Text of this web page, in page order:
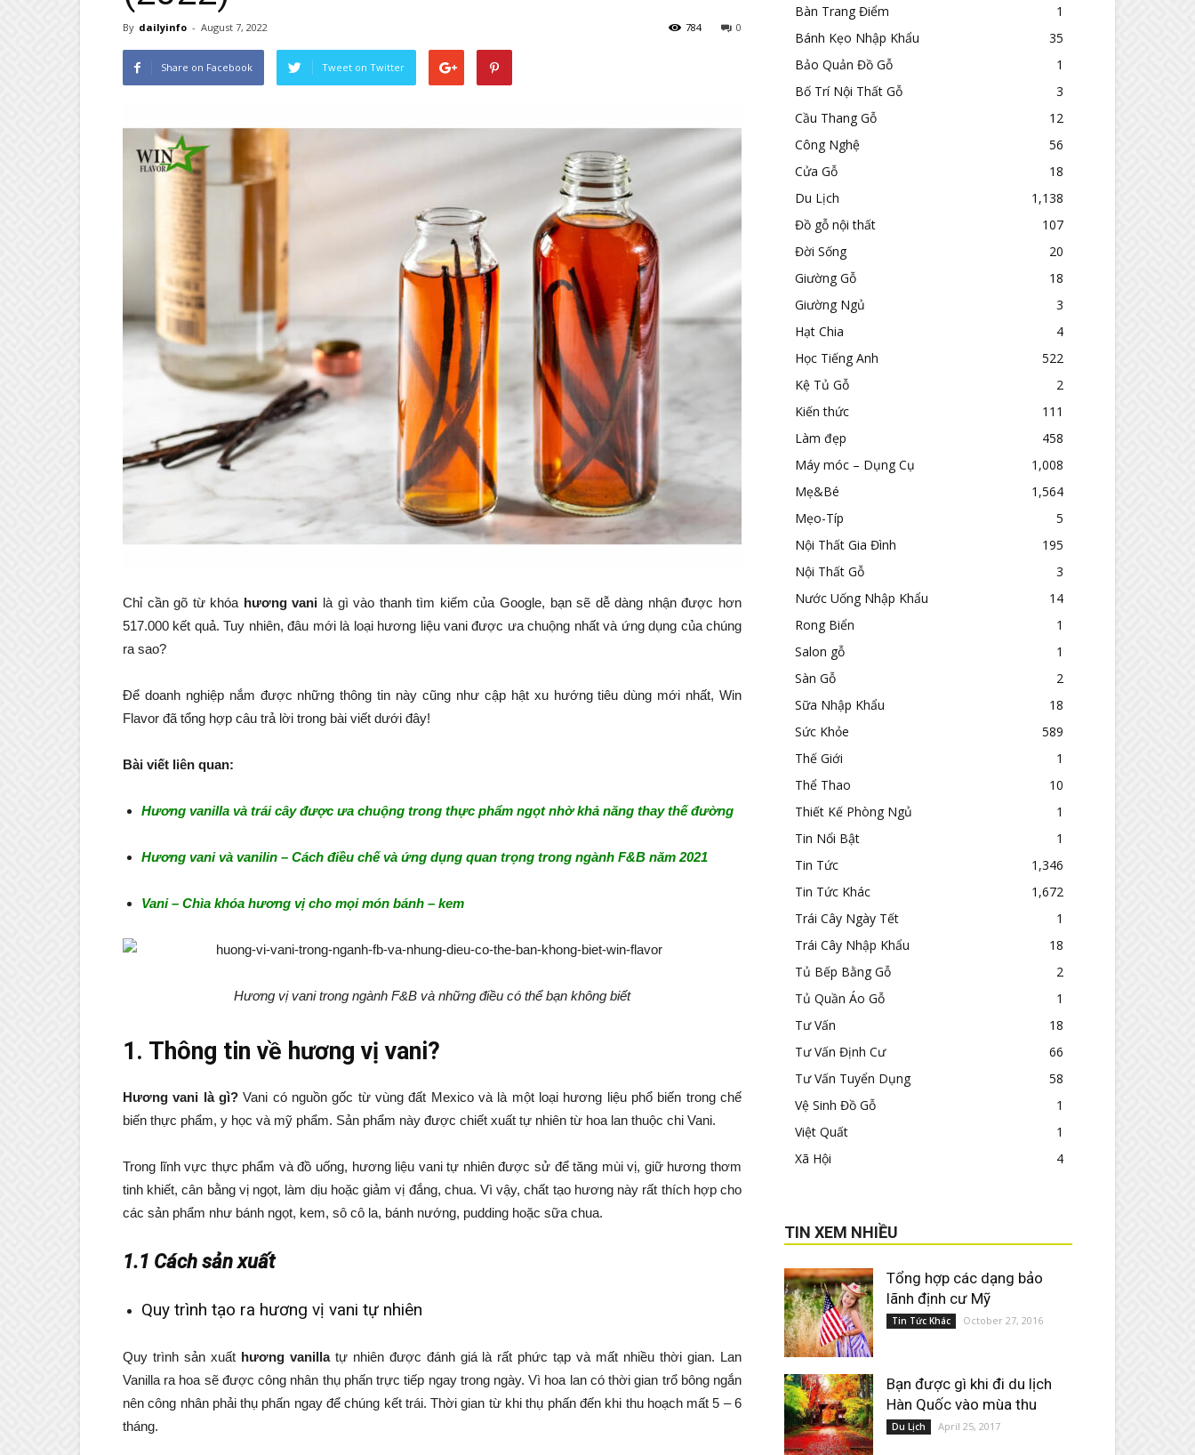
By dailyinfo - August 7, 2022 0
784
Share on Facebook Tweet on Twitter
Chỉ cần gõ từ khóa hương vani là gì vào thanh tìm kiếm của Google, bạn sẽ dễ dàng nhận được hơn
517.000 kết quả. Tuy nhiên, đâu mới là loại hương liệu vani được ưa chuộng nhất và ứng dụng của chúng
ra sao?
Để doanh nghiệp nắm được những thông tin này cũng như cập hật xu hướng tiêu dùng mới nhất, Win
Flavor đã tổng hợp câu trả lời trong bài viết dưới đây!
Bài viết liên quan:
Hương vanilla và trái cây được ưa chuộng trong thực phẩm ngọt nhờ khả năng thay thế đường
Hương vani và vanilin – Cách điều chế và ứng dụng quan trọng trong ngành F&B năm 2021
Vani – Chìa khóa hương vị cho mọi món bánh – kem
Hương vị vani trong ngành F&B và những điều có thể bạn không biết
1. Thông tin về hương vị vani?
Hương vani là gì? Vani có nguồn gốc từ vùng đất Mexico và là một loại hương liệu phổ biến trong chế
biến thực phẩm, y học và mỹ phẩm. Sản phẩm này được chiết xuất tự nhiên từ ​​hoa lan thuộc chi Vani.
Trong lĩnh vực thực phẩm và đồ uống, hương liệu vani tự nhiên được sử để tăng mùi vị, giữ hương thơm
tinh khiết, cân bằng vị ngọt, làm dịu hoặc giảm vị đắng, chua. Vì vậy, chất tạo hương này rất thích hợp cho
các sản phẩm như bánh ngọt, kem, sô cô la, bánh nướng, pudding hoặc sữa chua.
1.1 Cách sản xuất
Quy trình tạo ra hương vị vani tự nhiên
Quy trình sản xuất hương vanillatự nhiên được đánh giá là rất phức tạp và mất nhiều thời gian. Lan
Vanilla ra hoa sẽ được công nhân thụ phấn trực tiếp ngay trong ngày. Vì hoa lan có thời gian trổ bông ngắn
nên công nhân phải thụ phấn ngay để chúng kết trái. Thời gian từ khi thụ phấn đến khi thu hoạch mất 5 – 6
tháng.
Bàn Trang Điểm
1
Bánh Kẹo Nhập Khẩu
35
Bảo Quản Đồ Gỗ
1
Bố Trí Nội Thất Gỗ
3
Cầu Thang Gỗ
12
Công Nghệ
56
Cửa Gỗ
18
Du Lịch
1,138
Đồ gỗ nội thất
107
Đời Sống
20
Giường Gỗ
18
Giường Ngủ
3
Hạt Chia
4
Học Tiếng Anh
522
Kệ Tủ Gỗ
2
Kiến thức
111
Làm đẹp
458
Máy móc – Dụng Cụ
1,008
Mẹ&Bé
1,564
Mẹo-Típ
5
Nội Thất Gia Đình
195
Nội Thất Gỗ
3
Nước Uống Nhập Khẩu
14
Rong Biển
1
Salon gỗ
1
Sàn Gỗ
2
Sữa Nhập Khẩu
18
Sức Khỏe
589
Thế Giới
1
Thể Thao
10
Thiết Kế Phòng Ngủ
1
Tin Nổi Bật
1
Tin Tức
1,346
Tin Tức Khác
1,672
Trái Cây Ngày Tết
1
Trái Cây Nhập Khẩu
18
Tủ Bếp Bằng Gỗ
2
Tủ Quần Áo Gỗ
1
Tư Vấn
18
Tư Vấn Định Cư
66
Tư Vấn Tuyển Dụng
58
Vệ Sinh Đồ Gỗ
1
Việt Quất
1
Xã Hội
4
TIN XEM NHIỀU
Tổng hợp các dạng bảo
lãnh định cư Mỹ
Tin Tức Khác October 27, 2016
Bạn được gì khi đi du lịch
Hàn Quốc vào mùa thu
Du Lịch April 25, 2017